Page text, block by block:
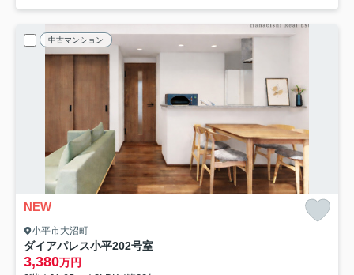
中古マンション
NEW
小平市大沼町
ダイアパレス小平202号室
3,380万円